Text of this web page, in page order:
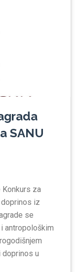
SANU
Konkurs za
doprinos iz
se
antropološkim
doprinos u